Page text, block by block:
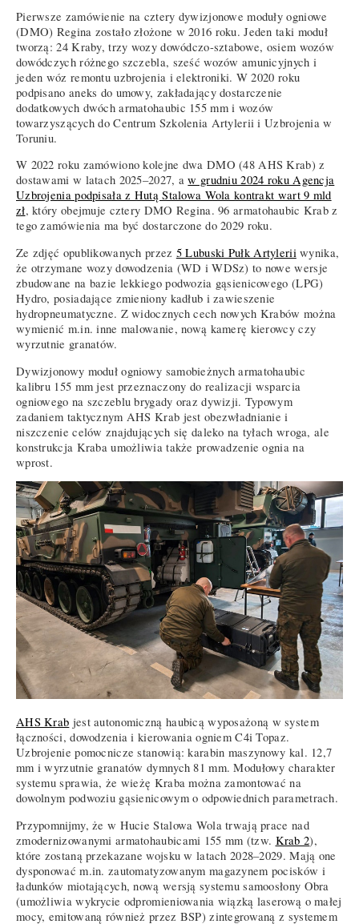
Pierwsze zamówienie na cztery dywizjonowe moduły ogniowe
(DMO) Regina zostało złożone w 2016 roku. Jeden taki moduł
tworzą: 24 Kraby, trzy wozy dowódczo-sztabowe, osiem wozów
dowódczych różnego szczebla, sześć wozów amunicyjnych i
jeden wóz remontu uzbrojenia i elektroniki. W 2020 roku
podpisano aneks do umowy, zakładający dostarczenie
dodatkowych dwóch armatohaubic 155 mm i wozów
towarzyszących do Centrum Szkolenia Artylerii i Uzbrojenia w
Toruniu.
W 2022 roku zamówiono kolejne dwa DMO (48 AHS Krab) z
dostawami w latach 2025–2027, aw grudniu 2024 roku Agencja
Uzbrojenia podpisała z Hutą Stalowa Wola kontrakt wart 9 mld
zł, który obejmuje cztery DMO Regina. 96 armatohaubic Krab z
tego zamówienia ma być dostarczone do 2029 roku.
Ze zdjęć opublikowanych przez 5 Lubuski Pułk Artyleriiwynika,
że otrzymane wozy dowodzenia (WD i WDSz) to nowe wersje
zbudowane na bazie lekkiego podwozia gąsienicowego (LPG)
Hydro, posiadające zmieniony kadłub i zawieszenie
hydropneumatyczne. Z widocznych cech nowych Krabów można
wymienić m.in. inne malowanie, nową kamerę kierowcy czy
wyrzutnie granatów.
Dywizjonowy moduł ogniowy samobieżnych armatohaubic
kalibru 155 mm jest przeznaczony do realizacji wsparcia
ogniowego na szczeblu brygady oraz dywizji. Typowym
zadaniem taktycznym AHS Krab jest obezwładnianie i
niszczenie celów znajdujących się daleko na tyłach wroga, ale
konstrukcja Kraba umożliwia także prowadzenie ognia na
wprost.
AHS Krab jest autonomiczną haubicą wyposażoną w system
łączności, dowodzenia i kierowania ogniem C4i Topaz.
Uzbrojenie pomocnicze stanowią: karabin maszynowy kal. 12,7
mm i wyrzutnie granatów dymnych 81 mm. Modułowy charakter
systemu sprawia, że wieżę Kraba można zamontować na
dowolnym podwoziu gąsienicowym o odpowiednich parametrach.
Przypomnijmy, że w Hucie Stalowa Wola trwają prace nad
zmodernizowanymi armatohaubicami 155 mm (tzw. Krab 2),
które zostaną przekazane wojsku w latach 2028–2029. Mają one
dysponować m.in. zautomatyzowanym magazynem pocisków i
ładunków miotających, nową wersją systemu samoosłony Obra
(umożliwia wykrycie odpromieniowania wiązką laserową o małej
mocy, emitowaną również przez BSP) zintegrowaną z systemem